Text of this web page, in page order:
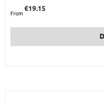
From
€19.15